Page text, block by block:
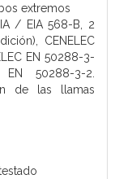
extremos
/ EIA 568-B, 2
CENELEC
EN 50288-3-
EN 50288-3-2.
de las llamas